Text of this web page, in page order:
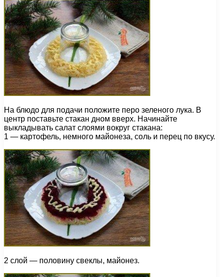
На блюдо для подачи положите перо зеленого лука. В
центр поставьте стакан дном вверх. Начинайте
выкладывать салат слоями вокруг стакана:
1 — картофель, немного майонеза, соль и перец по вкусу.
2 слой — половину свеклы, майонез.